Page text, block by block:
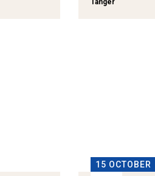
Tanger
15 OCTOBER